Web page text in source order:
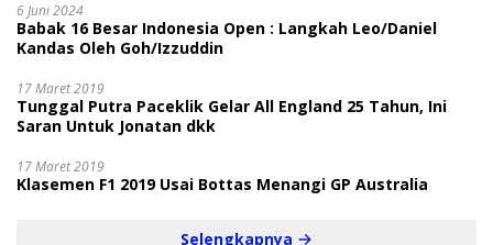
6 Juni 2024
Babak 16 Besar Indonesia Open : Langkah Leo/Daniel
Kandas Oleh Goh/Izzuddin
17 Maret 2019
Tunggal Putra Paceklik Gelar All England 25 Tahun, Ini
Saran Untuk Jonatan dkk
17 Maret 2019
Klasemen F1 2019 Usai Bottas Menangi GP Australia
Selengkapnya